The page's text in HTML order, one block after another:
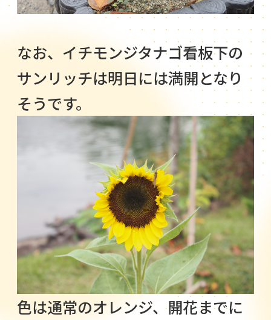
なお、イチモンジタナゴ看板下の
サンリッチは明日には満開となり
そうです。
色は通常のオレンジ、開花までに